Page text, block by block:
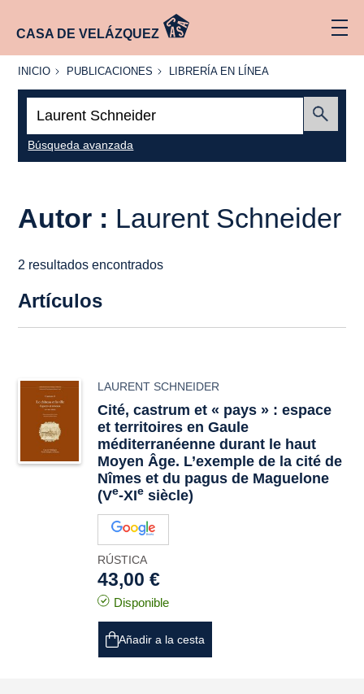
CASA DE VELÁZQUEZ
INICIO
INICIO PUBLICACIONES
PUBLICACIONES
LIBRERÍA
LÍNEA
LIBRERÍA EN LÍNEA
Búsqueda avanzada
Autor : Laurent Schneider
2 resultados encontrados
Artículos
LAURENT SCHNEIDER
Cité, castrum et « pays » : espace
et territoires en Gaule
méditerranéenne durant le haut
Moyen Âge. L’exemple de la cité de
Nîmes et du pagus de Maguelone
(Ve-XIe siècle)
RÚSTICA
43,00 €
Disponible
Añadir a la cesta